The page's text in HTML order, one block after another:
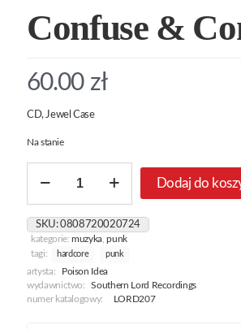
Confuse &
60.00 zł
CD, Jewel Case
Na stanie
Confuse
Conquer
Dodaj do
SKU:0808720020724
kategorie:muzyka ,punk
tagi:
hardcore punk
artysta:
Poison Idea
wydawnictwo:
Southern Lord Recordings
numer katalogowy:
LORD207